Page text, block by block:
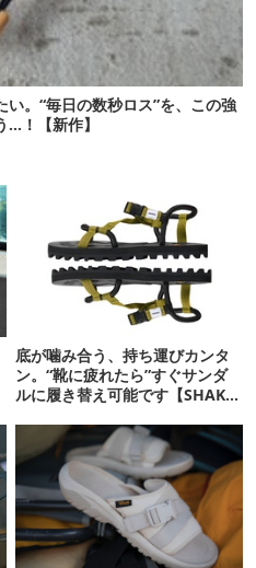
。“毎日の数秒ロス”を、この強
…！【新作】
底が噛み合う、持ち運びカンタ
ン。“靴に疲れたら”すぐサンダ
ルに履き替え可能です【SHAKA